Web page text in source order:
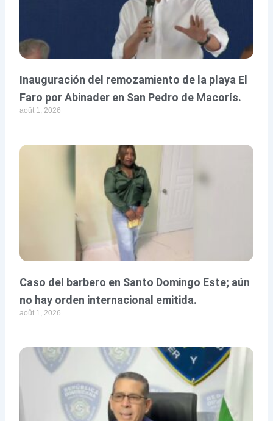
Inauguración del remozamiento de la playa El
Faro por Abinader en San Pedro de Macorís.
août 1, 2026
Caso del barbero en Santo Domingo Este; aún
no hay orden internacional emitida.
août 1, 2026